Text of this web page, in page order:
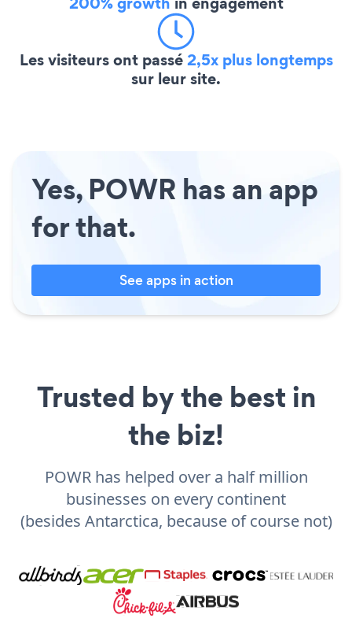
Les visiteurs ont passé2,5x plus longtemps
sur leur site.
Yes, POWR has an app
for that.
See apps in action
Trusted by the best in
the biz!
POWR has helped over a half million
businesses on every continent
(besides Antarctica, because of course not)